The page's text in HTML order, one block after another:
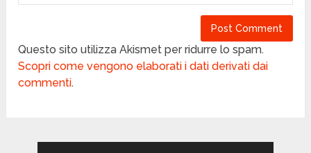
Questo sito utilizza Akismet per ridurre lo spam.
Scopri come vengono elaborati i dati derivati dai
commenti.